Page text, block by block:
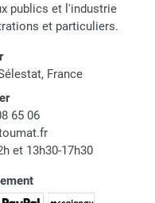
publics et l'industrie
et particuliers.
France
65 06
et 13h30-17h30